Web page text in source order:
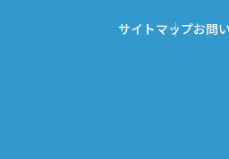
サイトマップお問